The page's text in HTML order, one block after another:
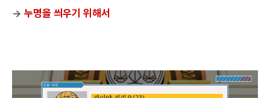
→ 누명을 씌우기 위해서